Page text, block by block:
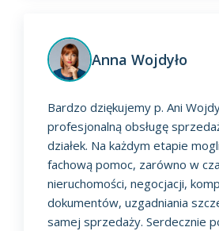
Anna Wojdyło
Bardzo dziękujemy p. Ani
profesjonalną obsługę
działek. Na każdym etapie
fachową pomoc, zarówno w
nieruchomości, negocjacji,
dokumentów, uzgadniania
samej sprzedaży. Serdecznie